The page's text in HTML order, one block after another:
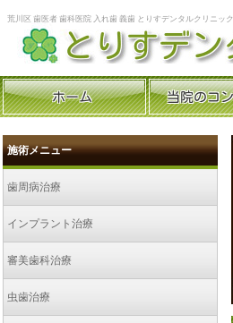
荒川区 歯医者 歯科医院 入れ歯 義歯 とりすデンタルクリニック
施術メニュー
歯周病治療
インプラント治療
審美歯科治療
虫歯治療